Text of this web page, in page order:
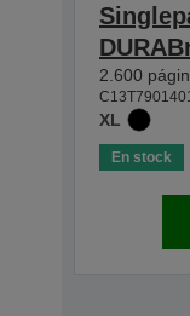
2.600
XL
En stock